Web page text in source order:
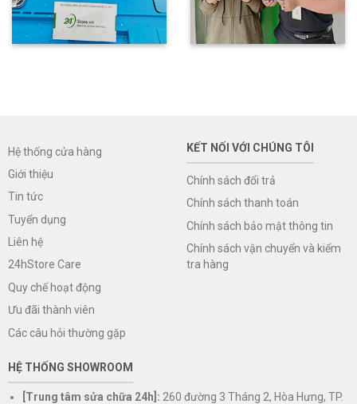
Hệ thống cửa hàng
Giới thiệu
Tin tức
Tuyển dụng
Liên hệ
24hStore Care
Quy chế hoạt động
Ưu đãi thành viên
Các câu hỏi thường gặp
KẾT NỐI VỚI CHÚNG TÔI
Chính sách đổi trả
Chính sách thanh toán
Chính sách bảo mật thông tin
Chính sách vận chuyển và kiểm
tra hàng
HỆ THỐNG SHOWROOM
[Trung tâm sửa chữa 24h]: 260 đường 3 Tháng 2, Hòa Hưng, TP.